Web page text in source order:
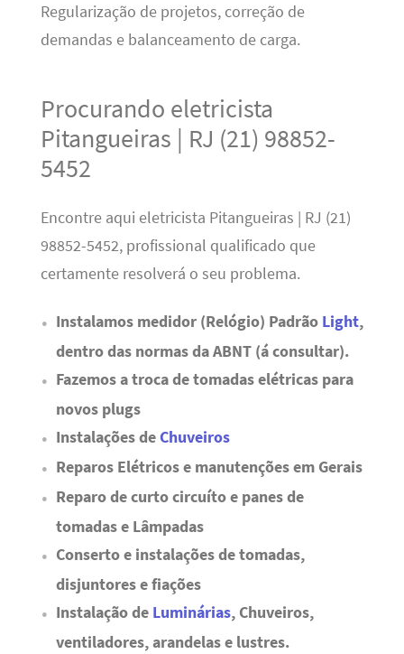
Regularização de projetos, correção de
demandas e balanceamento de carga.
Procurando eletricista
Pitangueiras | RJ (21) 98852-
5452
Encontre aqui eletricista Pitangueiras | RJ (21)
98852-5452, profissional qualificado que
certamente resolverá o seu problema.
Instalamos medidor (Relógio) Padrão Light,
dentro das normas da ABNT (á consultar).
Fazemos a troca de tomadas elétricas para
novos plugs
Instalações de Chuveiros
Reparos Elétricos e manutenções em Gerais
Reparo de curto circuíto e panes de
tomadas e Lâmpadas
Conserto e instalações de tomadas,
disjuntores e fiações
Instalação de Luminárias, Chuveiros,
ventiladores, arandelas e lustres.